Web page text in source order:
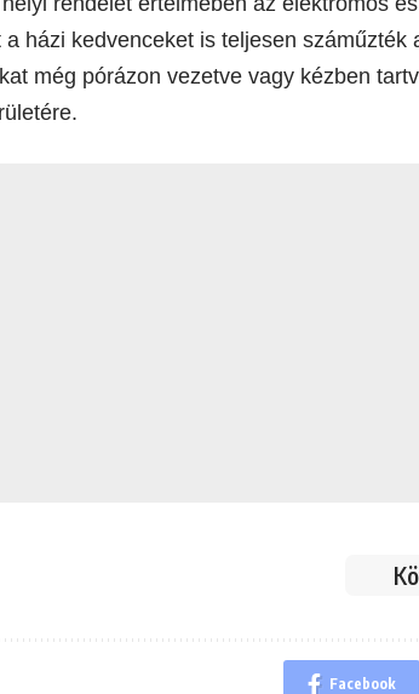
házi kedvenceket is teljesen száműzték
még pórázon vezetve vagy kézben
Facebook